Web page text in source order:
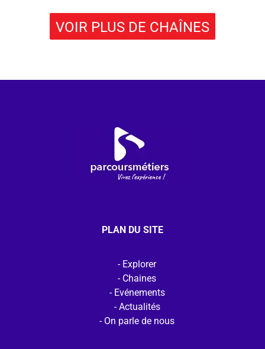
VOIR PLUS DE CHAÎNES
PLAN DU SITE
Explorer
Chaines
Evénements
Actualités
On parle de nous